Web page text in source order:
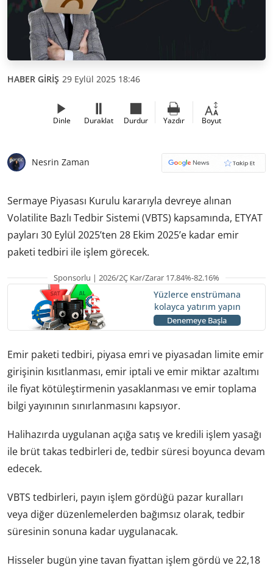
HABER GİRİŞ 29 Eylül 2025 18:46
Dinle Duraklat Durdur Yazdır Boyut
Nesrin Zaman
Sermaye Piyasası Kurulu kararıyla devreye alınan
Volatilite Bazlı Tedbir Sistemi (VBTS) kapsamında, ETYAT
payları 30 Eylül 2025’ten 28 Ekim 2025’e kadar emir
paketi tedbiri ile işlem görecek.
Sponsorlu | 2026/2Ç Kar/Zarar 17.84%-82.16%
Yüzlerce enstrümana
kolayca yatırım yapın
Denemeye Başla
Emir paketi tedbiri, piyasa emri ve piyasadan limite emir
girişinin kısıtlanması, emir iptali ve emir miktar azaltımı
ile fiyat kötüleştirmenin yasaklanması ve emir toplama
bilgi yayınının sınırlanmasını kapsıyor.
Halihazırda uygulanan açığa satış ve kredili işlem yasağı
ile brüt takas tedbirleri de, tedbir süresi boyunca devam
edecek.
VBTS tedbirleri, payın işlem gördüğü pazar kuralları
veya diğer düzenlemelerden bağımsız olarak, tedbir
süresinin sonuna kadar uygulanacak.
Hisseler bugün yine tavan fiyattan işlem gördü ve 22,18